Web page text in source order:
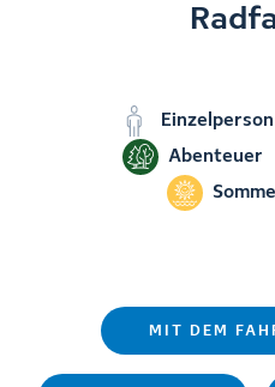
Einzelperson
Abenteuer
MIT DEM